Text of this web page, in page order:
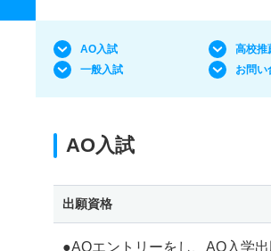
AO入試
高校推
一般入試
お問い
AO入試
出願資格
●AOエントリーをし、AO入学